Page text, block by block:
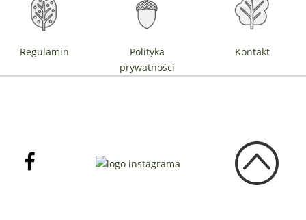
Regulamin
Polityka
prywatności
Kontakt